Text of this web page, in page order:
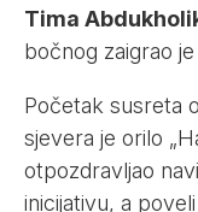
Tima
bočnog zaigrao je
Početak susreta
sjevera je orilo
otpozdravljao
inicijativu, a